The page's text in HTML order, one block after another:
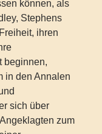
können, als
Stephens
ihren
beginnen,
in den Annalen
sich über
zum